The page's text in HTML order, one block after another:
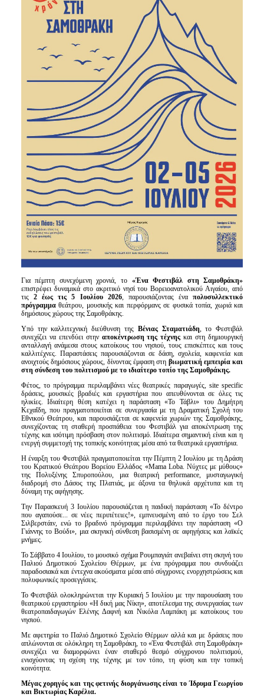
Για πέμπτη συνεχόμενη χρονιά, το «Ένα Φεστιβάλ στη Σαμοθράκη»
επιστρέφει δυναμικά στο ακριτικό νησί του Βορειοανατολικού Αιγαίου, από
τις2 έως τις 5 Ιουλίου 2026, παρουσιάζοντας έναπολυσυλλεκτικό
πρόγραμμαθεάτρου, μουσικής και περφόρμανς σε φυσικά τοπία, χωριά και
δημόσιους χώρους της Σαμοθράκης.
Υπό την καλλιτεχνική διεύθυνση της Βένιας Σταματιάδη, το Φεστιβάλ
συνεχίζει να επενδύει στην αποκέντρωση της τέχνης και στη δημιουργική
ανταλλαγή ανάμεσα στους κατοίκους του νησιού, τους επισκέπτες και τους
καλλιτέχνες. Παραστάσεις παρουσιάζονται σε δάση, σχολεία, καφενεία και
ανοιχτούς δημόσιους χώρους, δίνοντας έμφαση στη βιωματική εμπειρία και
στη σύνδεση του πολιτισμού με το ιδιαίτερο τοπίο της Σαμοθράκης.
Φέτος, το πρόγραμμα περιλαμβάνει νέες θεατρικές παραγωγές, site specific
δράσεις, μουσικές βραδιές και εργαστήρια που απευθύνονται σε όλες τις
ηλικίες. Ιδιαίτερη θέση κατέχει η παράσταση «Το Τάβλι» του Δημήτρη
Κεχαΐδη, που πραγματοποιείται σε συνεργασία με τη Δραματική Σχολή του
Εθνικού Θεάτρου, και παρουσιάζεται σε καφενεία χωριών της Σαμοθράκης,
συνεχίζοντας τη σταθερή προσπάθεια του Φεστιβάλ για αποκέντρωση της
τέχνης και ισότιμη πρόσβαση στον πολιτισμό. Ιδιαίτερα σημαντική είναι και η
ενεργή συμμετοχή της τοπικής κοινότητας μέσα από τα θεατρικά εργαστήρια.
Η έναρξη του Φεστιβάλ πραγματοποιείται την Πέμπτη 2 Ιουλίου με τη Δράση
του Κρατικού Θεάτρου Βορείου Ελλάδος «Mama Loba. Νύχτες με μύθους»
της Πολυξένης Σπυροπούλου, μια θεατρική performance, μυσταγωγική
διαδρομή στο Δάσος της Πλατιάς, με άξονα τα θηλυκά αρχέτυπα και τη
δύναμη της αφήγησης.
Την Παρασκευή 3 Ιουλίου παρουσιάζεται η παιδική παράσταση «Το δέντρο
που αγαπούσε... σε νέες περιπέτειες!», εμπνευσμένη από το έργο του Σελ
Σιλβερστάιν, ενώ το βραδινό πρόγραμμα περιλαμβάνει την παράσταση «Ο
Γιάννης το Βούδι», μια σκηνική σύνθεση βασισμένη σε αφηγήσεις και λαϊκές
μνήμες.
Το Σάββατο 4 Ιουλίου, το μουσικό σχήμα Ρουμπαγιάτ ανεβαίνει στη σκηνή του
Παλιού Δημοτικού Σχολείου Θέρμων, με ένα πρόγραμμα που συνδυάζει
παραδοσιακά και έντεχνα ακούσματα μέσα από σύγχρονες ενορχηστρώσεις και
πολυφωνικές προσεγγίσεις.
Το Φεστιβάλ ολοκληρώνεται την Κυριακή 5 Ιουλίου με την παρουσίαση του
θεατρικού εργαστηρίου «Η δική μας Νίκη», αποτέλεσμα της συνεργασίας των
θεατροπαιδαγωγών Ελένης Δαφνή και Νικόλα Λαμπάκη με κατοίκους του
νησιού.
Με αφετηρία το Παλιό Δημοτικό Σχολείο Θέρμων αλλά και με δράσεις που
απλώνονται σε ολόκληρη τη Σαμοθράκη, το «Ένα Φεστιβάλ στη Σαμοθράκη»
συνεχίζει να διαμορφώνει έναν σταθερό θεσμό σύγχρονου πολιτισμού,
ενισχύοντας τη σχέση της τέχνης με τον τόπο, τη φύση και την τοπική
κοινότητα.
Μέγας χορηγός και της φετινής διοργάνωσης είναι το Ίδρυμα Γεωργίου
και Βικτωρίας Καρέλια.